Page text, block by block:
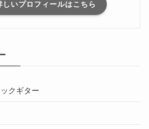
いプロフィールはこちら
クギター